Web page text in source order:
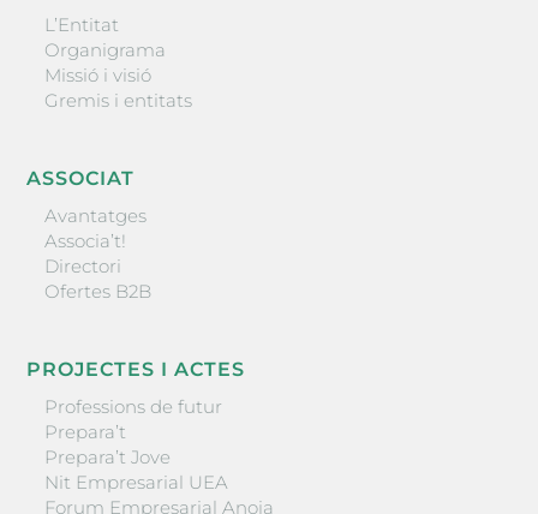
L’Entitat
Organigrama
Missió i visió
Gremis i entitats
ASSOCIAT
Avantatges
Associa’t!
Directori
Ofertes B2B
PROJECTES I ACTES
Professions de futur
Prepara’t
Prepara’t Jove
Nit Empresarial UEA
Forum Empresarial Anoia